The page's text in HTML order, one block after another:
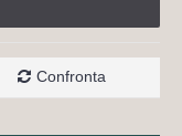
Confronta